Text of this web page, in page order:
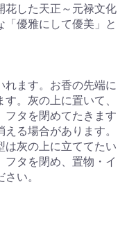
花した天正～元禄文化
優雅にして優美」と
れます。お香の先端に
。灰の上に置いて、
フタを閉めてたきます
る場合があります。
は灰の上に立ててたい
フタを閉め、置物・イ
い。